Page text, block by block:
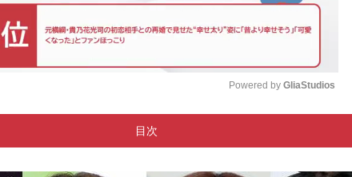
t
Powered by GliaStudios
目次
ー 「不思議ちゃん」の流れを変えたお笑い